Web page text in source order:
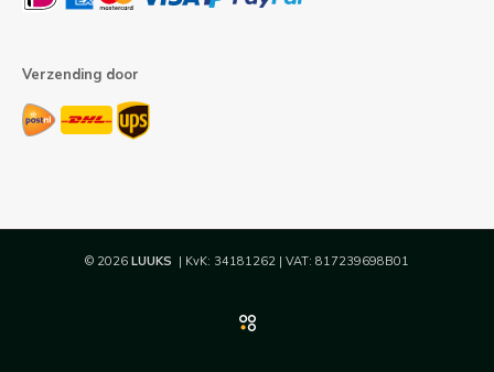
Verzending door
© 2026 LUUKS | KvK: 34181262 | VAT: 817239698B01